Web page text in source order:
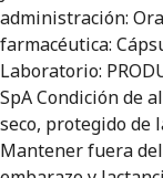
administración:
farmacéutica:
Laboratorio:
SpA Condición de
seco, protegido de
Mantener fuera